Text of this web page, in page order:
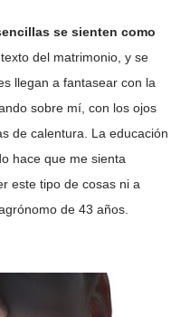
se sienten como
del matrimonio, y se
llegan a fantasear con la
sobre mí, con los ojos
de calentura. La educación
hace que me sienta
este tipo de cosas ni a
de 43 años.